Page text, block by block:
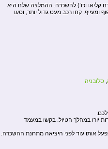
מעט רכבים קטנים מאוד (כדוגמת פיאט 500, רנו קליאו וכו’) להשכרה. ההמלצה שלנו היא
ומעייף. קחו רכב מעט גדול יותר, וסעו
, סלובניה
יורו במהלך הטיול. בקשו במעמד